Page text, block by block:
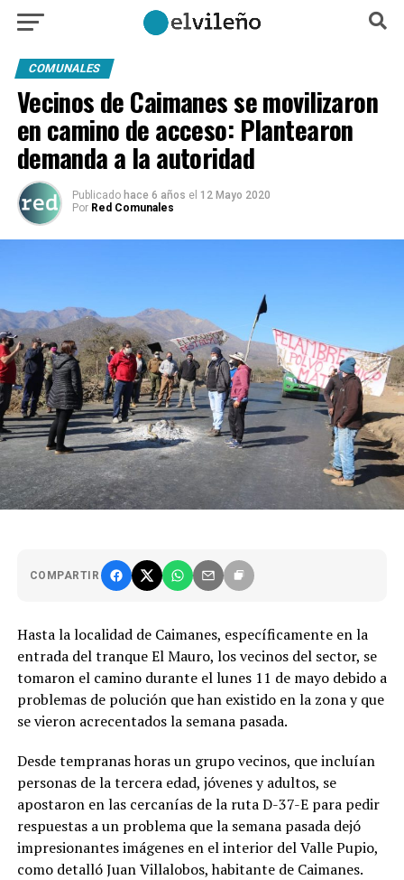
COMUNALES
Vecinos de Caimanes se movilizaron
en camino de acceso: Plantearon
demanda a la autoridad
Publicado hace 6 años el 12 Mayo 2020
Por Red Comunales
COMPARTIR
Hasta la localidad de Caimanes, específicamente en la
entrada del tranque El Mauro, los vecinos del sector, se
tomaron el camino durante el lunes 11 de mayo debido a
problemas de polución que han existido en la zona y que
se vieron acrecentados la semana pasada.
Desde tempranas horas un grupo vecinos, que incluían
personas de la tercera edad, jóvenes y adultos, se
apostaron en las cercanías de la ruta D-37-E para pedir
respuestas a un problema que la semana pasada dejó
impresionantes imágenes en el interior del Valle Pupio,
como detalló Juan Villalobos, habitante de Caimanes.